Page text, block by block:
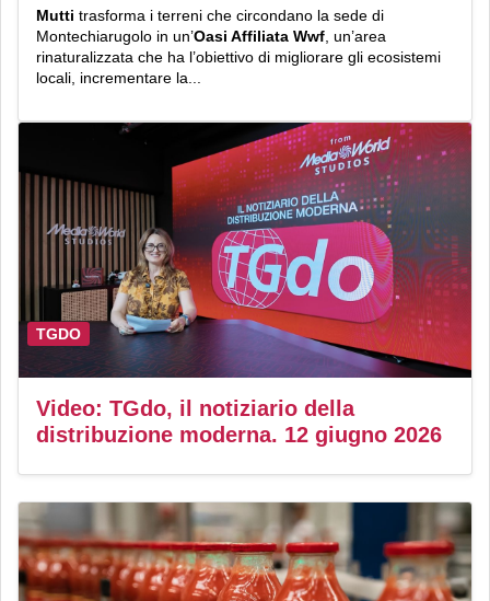
Mutti trasforma i terreni che circondano la sede di
Montechiarugolo in un’Oasi Affiliata Wwf , un’area
rinaturalizzata che ha l’obiettivo di migliorare gli ecosistemi
locali, incrementare la...
TGDO
Video: TGdo, il notiziario della
distribuzione moderna. 12 giugno 2026